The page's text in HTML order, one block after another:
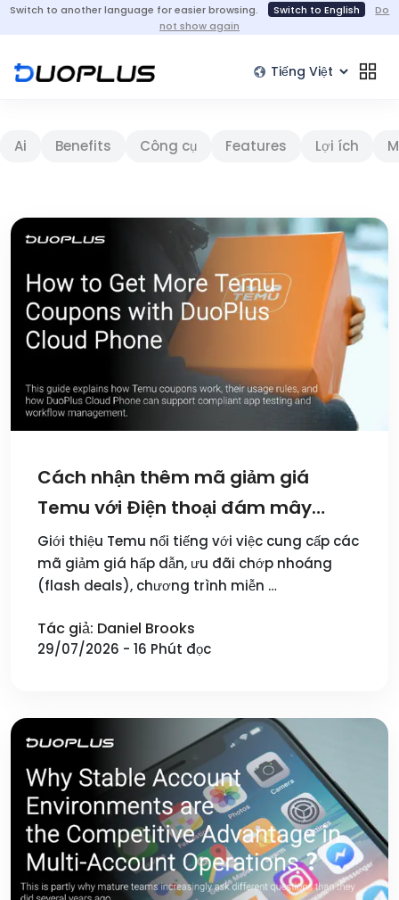
Switch to another language for easier browsing. Switch to English
Do
not show again
Ai Benefits Công cụ Features Lợi ích
Cách nhận thêm mã giảm giá
Temu với Điện thoại đám mây
DuoPlus (Hướng dẫn đa tài khoản)
Giới thiệu Temu nổi tiếng với việc cung cấp các
mã giảm giá hấp dẫn, ưu đãi chớp nhoáng
(flash deals), chương trình miễn …
Tác giả: Daniel Brooks
29/07/2026 - 16 Phút đọc